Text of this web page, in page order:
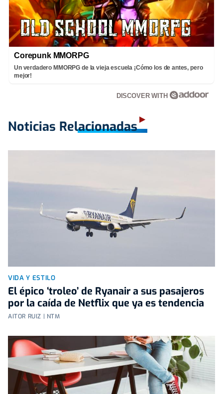
Corepunk MMORPG
Un verdadero MMORPG de la vieja escuela ¡Cómo los de antes, pero
mejor!
DISCOVER WITH
Noticias Relacionadas
VIDA Y ESTILO
El épico ‘troleo’ de Ryanair a sus pasajeros
por la caída de Netflix que ya es tendencia
AITOR RUIZ | NTM